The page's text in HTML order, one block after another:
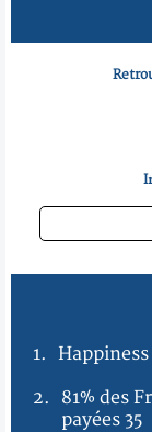
1.
2.
81% des
payées 35